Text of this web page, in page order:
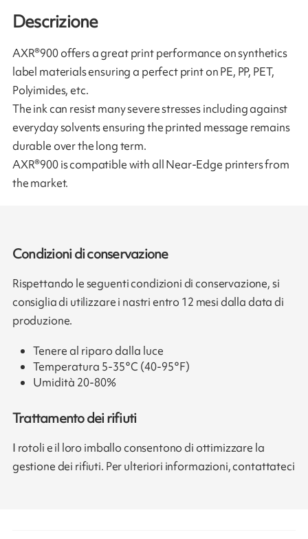
Descrizione
AXR®900 offers a great print performance on synthetics
label materials ensuring a perfect print on PE, PP, PET,
Polyimides, etc.
The ink can resist many severe stresses including against
everyday solvents ensuring the printed message remains
durable over the long term.
AXR®900 is compatible with all Near-Edge printers from
the market.
Condizioni di conservazione
Rispettando le seguenti condizioni di conservazione, si
consiglia di utilizzare i nastri entro 12 mesi dalla data di
produzione.
Tenere al riparo dalla luce
Temperatura 5-35°C (40-95°F)
Umidità 20-80%
Trattamento dei rifiuti
I rotoli e il loro imballo consentono di ottimizzare la
gestione dei rifiuti. Per ulteriori informazioni, contattateci